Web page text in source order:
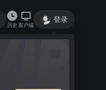
历史 客户端
登录